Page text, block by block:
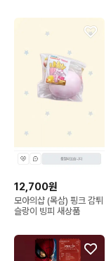
12,700원
모아의샵 (목삼) 핑크 감튀
슬랑이 빙피 새상품